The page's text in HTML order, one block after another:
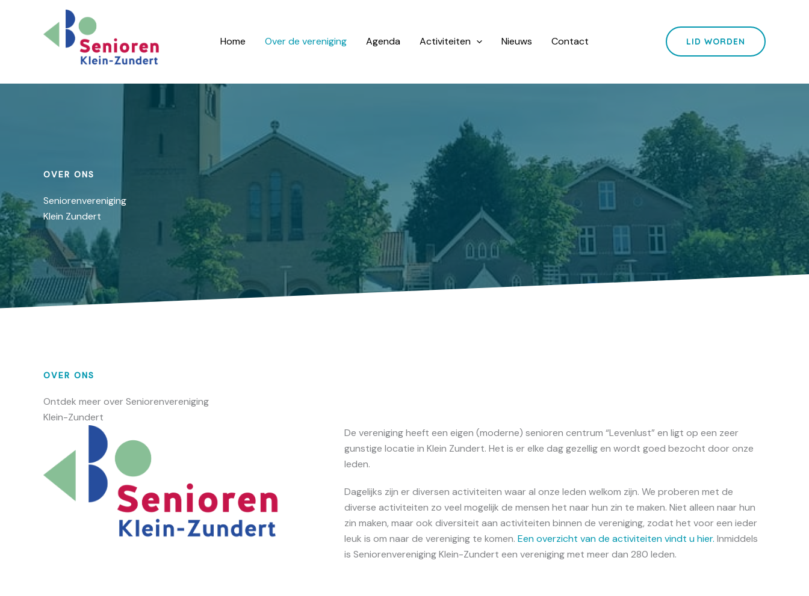
Home Over de vereniging Agenda Activiteiten Nieuws Contact LID WORDEN
OVER ONS
Seniorenvereniging
Klein Zundert
OVER ONS
Ontdek meer over Seniorenvereniging
Klein-Zundert
De vereniging heeft een eigen (moderne) senioren centrum “Levenlust” en ligt op een zeer
gunstige locatie in Klein Zundert. Het is er elke dag gezellig en wordt goed bezocht door onze
leden.
Dagelijks zijn er diversen activiteiten waar al onze leden welkom zijn. We proberen met de
diverse activiteiten zo veel mogelijk de mensen het naar hun zin te maken. Niet alleen naar hun
zin maken, maar ook diversiteit aan activiteiten binnen de vereniging, zodat het voor een ieder
leuk is om naar de vereniging te komen. Een overzicht van de activiteiten vindt u hier. Inmiddels
is Seniorenvereniging Klein-Zundert een vereniging met meer dan 280 leden.